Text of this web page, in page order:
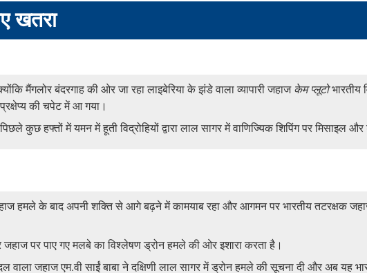
खतरा
मैंगलोर बंदरगाह की ओर जा रहा लाइबेरिया के झंडे वाला व्यापारी जहाज केम प्लूटोभारतीय
की चपेट में आ गया।
कुछ हफ्तों में यमन में हूती विद्रोहियों द्वारा लाल सागर में वाणिज्यिक शिपिंग पर मिसाइल
हमले के बाद अपनी शक्ति से आगे बढ़ने में कामयाब रहा और आगमन पर भारतीय तटरक्षक
पर पाए गए मलबे का विश्लेषण ड्रोन हमले की ओर इशारा करता है।
वाला जहाज एम.वी साईं बाबा ने दक्षिणी लाल सागर में ड्रोन हमले की सूचना दी और अब यह